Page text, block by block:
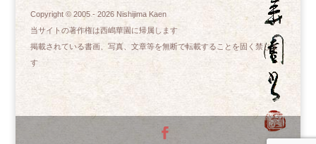
Copyright © 2005 - 2026Nishijima Kaen
当サイトの著作権は西嶋華園に帰属します
掲載されている書画、写真、文章等を無断で転載することを固く禁じま
す